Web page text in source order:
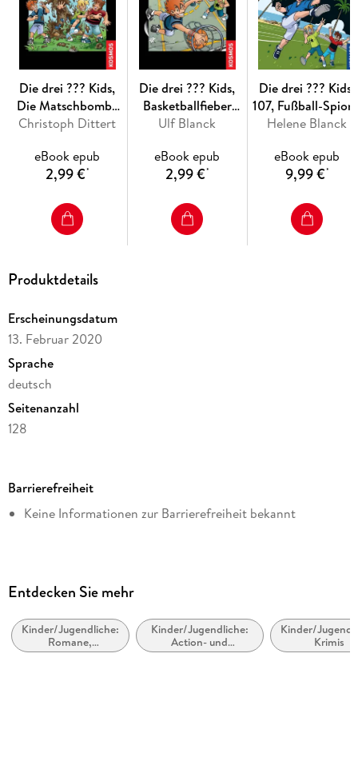
Die drei ??? Kids,
Die Matschbombe
(drei Fragezeichen
Christoph Dittert
eBook epub
2,99 €*
Die drei ??? Kids,
Basketballfieber
(drei Fragezeichen
Ulf Blanck
eBook epub
2,99 €*
Die drei ??? Kids,
107, Fußball-
(drei Fragezeichen
Helene Blanck
eBook epub
9,99 €*
Produktdetails
Erscheinungsdatum
13. Februar 2020
Sprache
deutsch
Seitenanzahl
128
Altersempfehlung
von 8 bis 11 Jahren
Autor/Autorin
Illustrationen
Stefani Kampmann
Barrierefreiheit
Keine Informationen zur Barrierefreiheit bekannt
Entdecken Sie mehr
Kinder/Jugendliche:
Romane,
Erzählungen,
Kinder/Jugendliche:
Action- und
Abenteuergeschichten
Kinder/
Krimis